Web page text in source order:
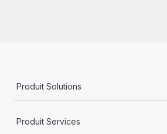
Produit Solutions
Produit Services